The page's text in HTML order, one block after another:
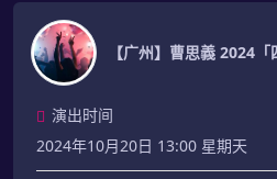
【广州】曹思義 2024
演出时间
2024年10月20日 13:00 星期天